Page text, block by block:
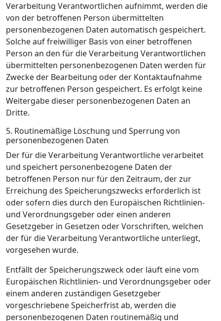
Verarbeitung Verantwortlichen aufnimmt, werden die
von der betroffenen Person übermittelten
personenbezogenen Daten automatisch gespeichert.
Solche auf freiwilliger Basis von einer betroffenen
Person an den für die Verarbeitung Verantwortlichen
übermittelten personenbezogenen Daten werden für
Zwecke der Bearbeitung oder der Kontaktaufnahme
zur betroffenen Person gespeichert. Es erfolgt keine
Weitergabe dieser personenbezogenen Daten an
Dritte.
5. Routinemäßige Löschung und Sperrung von
personenbezogenen Daten
Der für die Verarbeitung Verantwortliche verarbeitet
und speichert personenbezogene Daten der
betroffenen Person nur für den Zeitraum, der zur
Erreichung des Speicherungszwecks erforderlich ist
oder sofern dies durch den Europäischen Richtlinien-
und Verordnungsgeber oder einen anderen
Gesetzgeber in Gesetzen oder Vorschriften, welchen
der für die Verarbeitung Verantwortliche unterliegt,
vorgesehen wurde.
Entfällt der Speicherungszweck oder läuft eine vom
Europäischen Richtlinien- und Verordnungsgeber oder
einem anderen zuständigen Gesetzgeber
vorgeschriebene Speicherfrist ab, werden die
personenbezogenen Daten routinemäßig und